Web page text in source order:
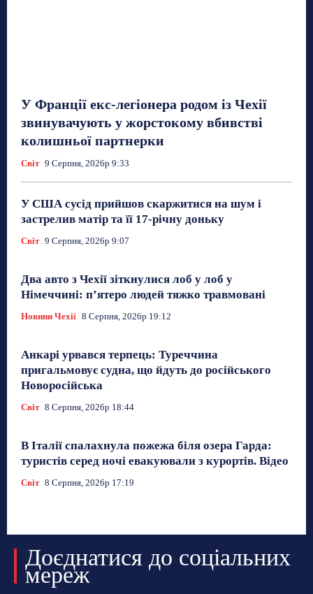
У Франції екс-легіонера родом із Чехії
звинувачують у жорстокому вбивстві
колишньої партнерки
Світ 9 Серпня, 2026р 9:33
У США сусід прийшов скаржитися на шум і
застрелив матір та її 17-річну доньку
Світ 9 Серпня, 2026р 9:07
Два авто з Чехії зіткнулися лоб у лоб у
Німеччині: п’ятеро людей тяжко травмовані
Новини Чехії 8 Серпня, 2026р 19:12
Анкарі урвався терпець: Туреччина
пригальмовує судна, що йдуть до російського
Новоросійська
Світ 8 Серпня, 2026р 18:44
В Італії спалахнула пожежа біля озера Гарда:
туристів серед ночі евакуювали з курортів. Відео
Світ 8 Серпня, 2026р 17:19
Доєднатися до соціальних
мереж